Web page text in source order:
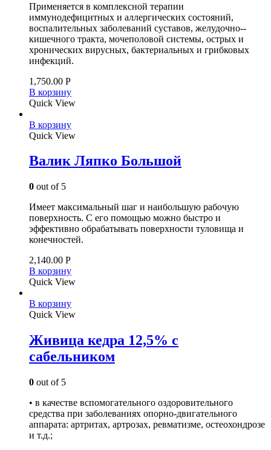
Применяется в комплексной терапии
иммунодефицитных и аллергических состояний,
воспалительных заболеваний суставов, желудочно-­
кишечного тракта, мочеполовой системы, острых и
хронических вирусных, бактериальных и грибковых
инфекций.
1,750.00 Р
В корзину
Quick View
В корзину
Quick View
Валик Ляпко Большой
0 out of 5
Имеет максимальный шаг и наибольшую рабочую
поверхность. С его помощью можно быстро и
эффективно обрабатывать поверхности туловища и
конечностей.
2,140.00 Р
В корзину
Quick View
В корзину
Quick View
Живица кедра 12,5% с
сабельником
0 out of 5
• в качестве вспомогательного оздоровительного
средства при заболеваниях опорно-двигательного
аппарата: артритах, артрозах, ревматизме, остеохондрозе
и т.д.;